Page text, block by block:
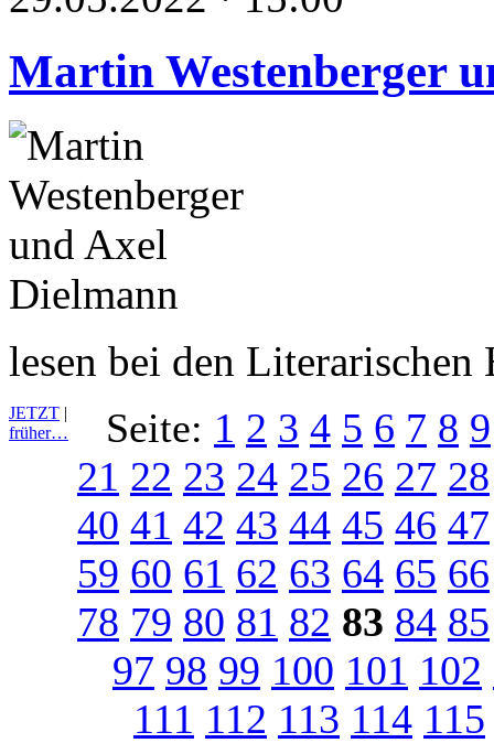
Martin Westenberger
lesen bei den
JETZT |
früher…
Seite: 1 2 3 4 5 6 7 8 9
21 22 23 24 25 26 27 28
40 41 42 43 44 45 46 47
59 60 61 62 63 64 65 66
78 79 80 81 82 83 84 85
97 98 99 100 101 102
111 112 113 114 115